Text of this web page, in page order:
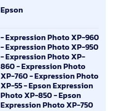
Epson
- Expression Photo XP-960
- Expression Photo XP-950
- Expression Photo XP-
860 - Expression Photo
XP-760 - Expression Photo
XP-55 - Epson Expression
Photo XP-850 - Epson
Expression Photo XP-750